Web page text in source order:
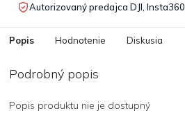
Autorizovaný predajca DJI,
Popis Hodnotenie Diskusia
Podrobný popis
Popis produktu nie je dostupný